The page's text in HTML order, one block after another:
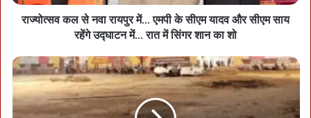
राज्योत्सव कल से नवा रायपुर में... एमपी के सीएम यादव और सीएम साय
रहेंगे उद्घाटन में... रात में सिंगर शान का शो